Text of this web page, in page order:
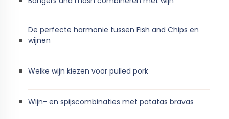
De perfecte harmonie tussen Fish and Chips en
wijnen
Welke wijn kiezen voor pulled pork
Wijn- en spijscombinaties met patatas bravas